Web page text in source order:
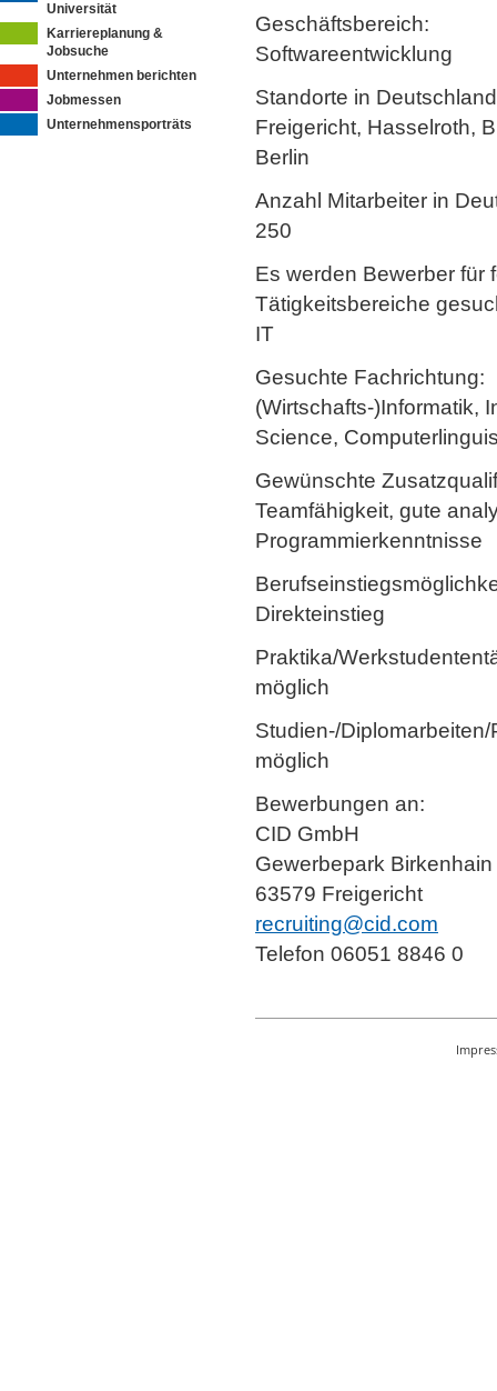
Universität
Karriereplanung &
Jobsuche
Unternehmen berichten
Jobmessen
Unternehmensporträts
Geschäftsbereich:
Softwareentwicklung
Standorte in
Freigericht, Hasselroth,
Berlin
Anzahl Mitarbeiter in
250
Es werden Bewerber für
Tätigkeitsbereiche
IT
Gesuchte Fachrichtung:
(Wirtschafts-)Informatik,
Science,
Gewünschte
Teamfähigkeit, gute
Programmierkenntnisse
Direkteinstieg
Praktika/
möglich
Studien-/
möglich
Bewerbungen an:
CID GmbH
Gewerbepark Birkenhain
63579 Freigericht
recruiting@cid.com
Telefon 06051 8846 0